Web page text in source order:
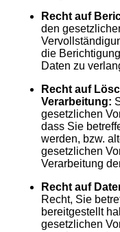
Recht auf
den
die
Daten zu
Recht auf
Verarbeitung:
gesetzlichen
dass Sie
werden, bzw.
gesetzlichen
Verarbeitung
Recht auf
Recht, Sie
bereitgestellt
gesetzlichen